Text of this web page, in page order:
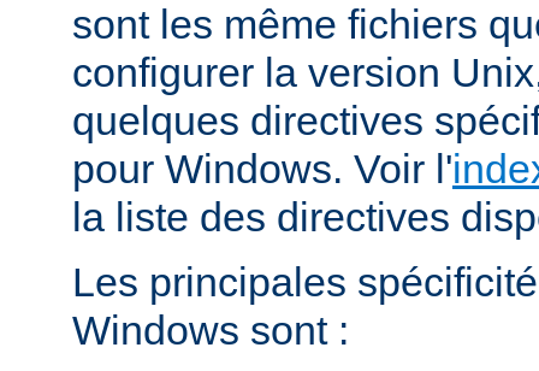
sont les même fichiers
configurer la version
quelques directives
pour Windows. Voir l'
la liste des directives
Les principales
Windows sont :